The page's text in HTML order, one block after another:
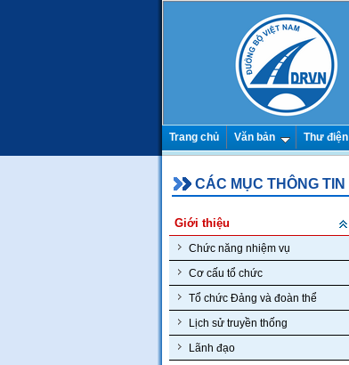
Trang chủ Văn bản Thư
CÁC MỤC THÔNG TIN
Giới thiệu
Chức năng nhiệm vụ
Cơ cấu tổ chức
Tổ chức Đảng và đoàn thể
Lịch sử truyền thống
Lãnh đạo